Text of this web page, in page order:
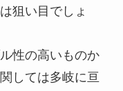
狙い目でしょ
性の高いものか
しては多岐に亘